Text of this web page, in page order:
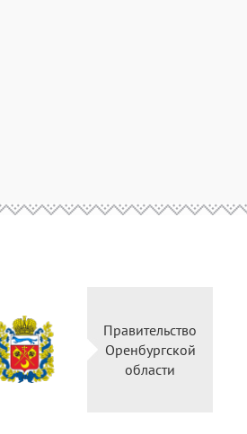
Правительство
Оренбургской
области